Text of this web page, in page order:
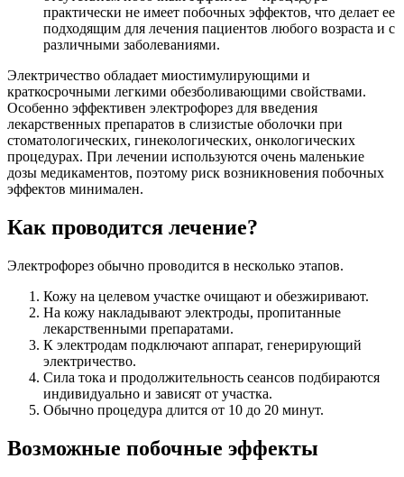
практически не имеет побочных эффектов, что делает ее
подходящим для лечения пациентов любого возраста и с
различными заболеваниями.
Электричество обладает миостимулирующими и
краткосрочными легкими обезболивающими свойствами.
Особенно эффективен электрофорез для введения
лекарственных препаратов в слизистые оболочки при
стоматологических, гинекологических, онкологических
процедурах. При лечении используются очень маленькие
дозы медикаментов, поэтому риск возникновения побочных
эффектов минимален.
Как проводится лечение?
Электрофорез обычно проводится в несколько этапов.
Кожу на целевом участке очищают и обезжиривают.
На кожу накладывают электроды, пропитанные
лекарственными препаратами.
К электродам подключают аппарат, генерирующий
электричество.
Сила тока и продолжительность сеансов подбираются
индивидуально и зависят от участка.
Обычно процедура длится от 10 до 20 минут.
Возможные побочные эффекты